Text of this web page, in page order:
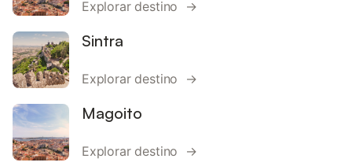
Explorar destino →
Sintra
Explorar destino →
Magoito
Explorar destino →